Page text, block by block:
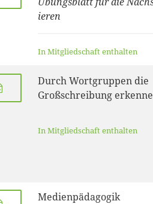
ieren
In Mitgliedschaft enthalten
Durch Wortgruppen die
Großschreibung
In Mitgliedschaft enthalten
Medienpädagogik